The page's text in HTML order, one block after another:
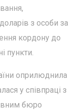
з особи за
кордону до
пункти.
оприлюднила
у співпраці з
бюро